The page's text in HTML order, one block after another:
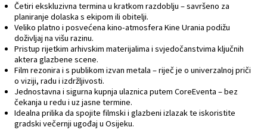
Četiri ekskluzivna termina u kratkom razdoblju – savršeno za
planiranje dolaska s ekipom ili obitelji.
Veliko platno i posvećena kino-atmosfera Kine Urania podižu
doživljaj na višu razinu.
Pristup rijetkim arhivskim materijalima i svjedočanstvima ključnih
aktera glazbene scene.
Film rezonira i s publikom izvan metala – riječ je o univerzalnoj priči
o viziji, radu i izdržljivosti.
Jednostavna i sigurna kupnja ulaznica putem CoreEventa – bez
čekanja u redu i uz jasne termine.
Idealna prilika da spojite filmski i glazbeni izlazak te iskoristite
gradski večernji ugođaj u Osijeku.